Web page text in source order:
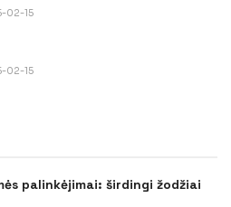
02-15
02-15
palinkėjimai: širdingi žodžiai